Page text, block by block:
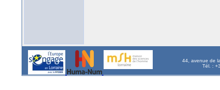
44, avenue de
Tél. :